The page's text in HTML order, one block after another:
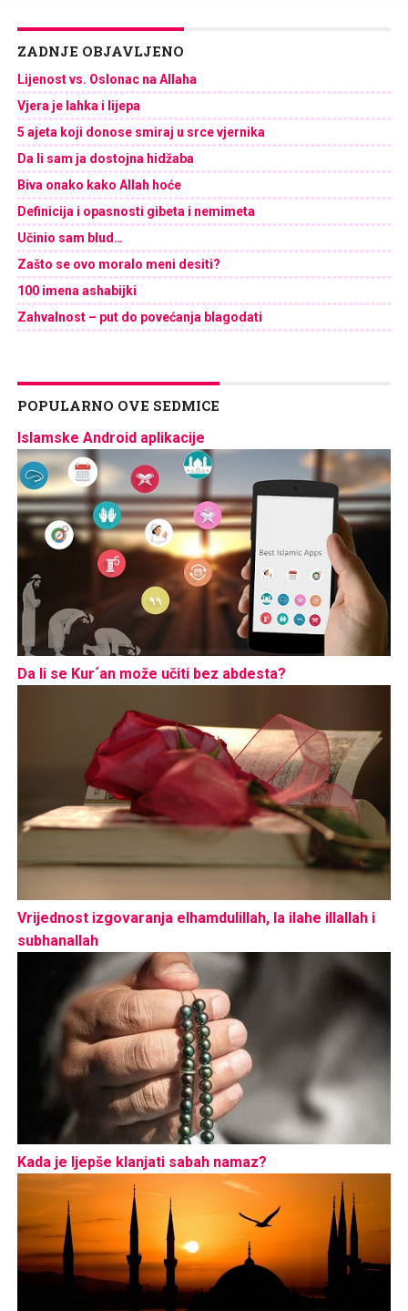
ZADNJE OBJAVLJENO
Lijenost vs. Oslonac na Allaha
Vjera je lahka i lijepa
5 ajeta koji donose smiraj u srce vjernika
Da li sam ja dostojna hidžaba
Biva onako kako Allah hoće
Definicija i opasnosti gibeta i nemimeta
Učinio sam blud…
Zašto se ovo moralo meni desiti?
100 imena ashabijki
Zahvalnost – put do povećanja blagodati
POPULARNO OVE SEDMICE
Islamske Android aplikacije
Da li se Kur´an može učiti bez abdesta?
Vrijednost izgovaranja elhamdulillah, la ilahe illallah i
subhanallah
Kada je ljepše klanjati sabah namaz?